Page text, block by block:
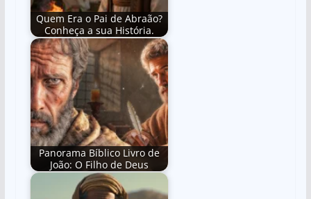
Quem Era o Pai de Abraão?
Conheça a sua História.
Panorama Bíblico Livro de
João: O Filho de Deus